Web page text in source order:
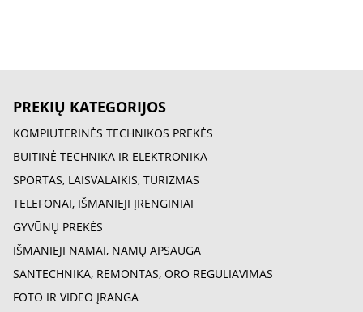
PREKIŲ KATEGORIJOS
KOMPIUTERINĖS TECHNIKOS PREKĖS
BUITINĖ TECHNIKA IR ELEKTRONIKA
SPORTAS, LAISVALAIKIS, TURIZMAS
TELEFONAI, IŠMANIEJI ĮRENGINIAI
GYVŪNŲ PREKĖS
IŠMANIEJI NAMAI, NAMŲ APSAUGA
SANTECHNIKA, REMONTAS, ORO REGULIAVIMAS
FOTO IR VIDEO ĮRANGA